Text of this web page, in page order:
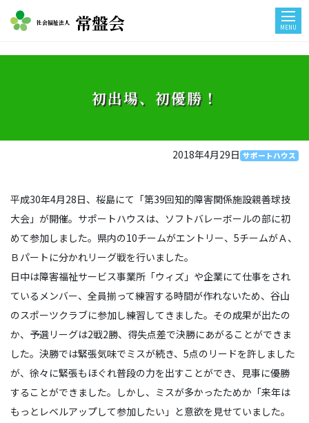
社会福祉法人 常盤会 MENU
初出場、初優勝！
2018年4月29日 サポートハウス
平成30年4月28日、桜島にて「第39回知的障害関係施設親善球技
大会」が開催。サポートハウスは、ソフトバレーボールの部に初
めて参加しました。県内の10チームがエントリー、5チームがＡ、
Ｂパートに分かれリーグ戦を行いました。
日中は障害福祉サービス事業所「ウィズ」や企業にて仕事をされ
ているメンバー、全員揃って練習する時間が作れないため、谷山
のスポーツクラブに参加し練習してきました。その成果が出たの
か、予選リーグは2戦2勝、得失点差で決勝にあがることができま
した。決勝では緊張気味でミスが続き、5点のリードを許しました
が、徐々に緊張もほぐれ普段の力を出すことができ、見事に優勝
することができました。しかし、ミスが多かったためか「来年は
もっとレベルアップして参加したい」と意欲を見せていました。